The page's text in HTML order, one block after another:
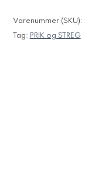
Varenummer (SKU):
Tag: PRIK og STREG